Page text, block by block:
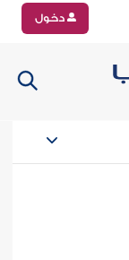
دخول